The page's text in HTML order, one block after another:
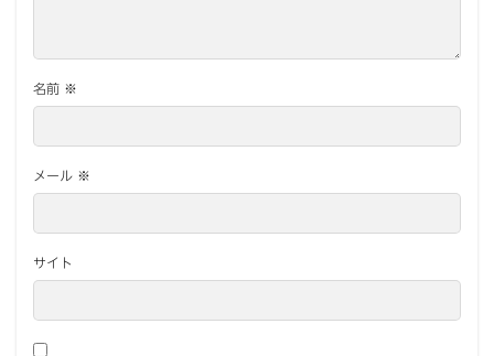
名前 ※
メール ※
サイト